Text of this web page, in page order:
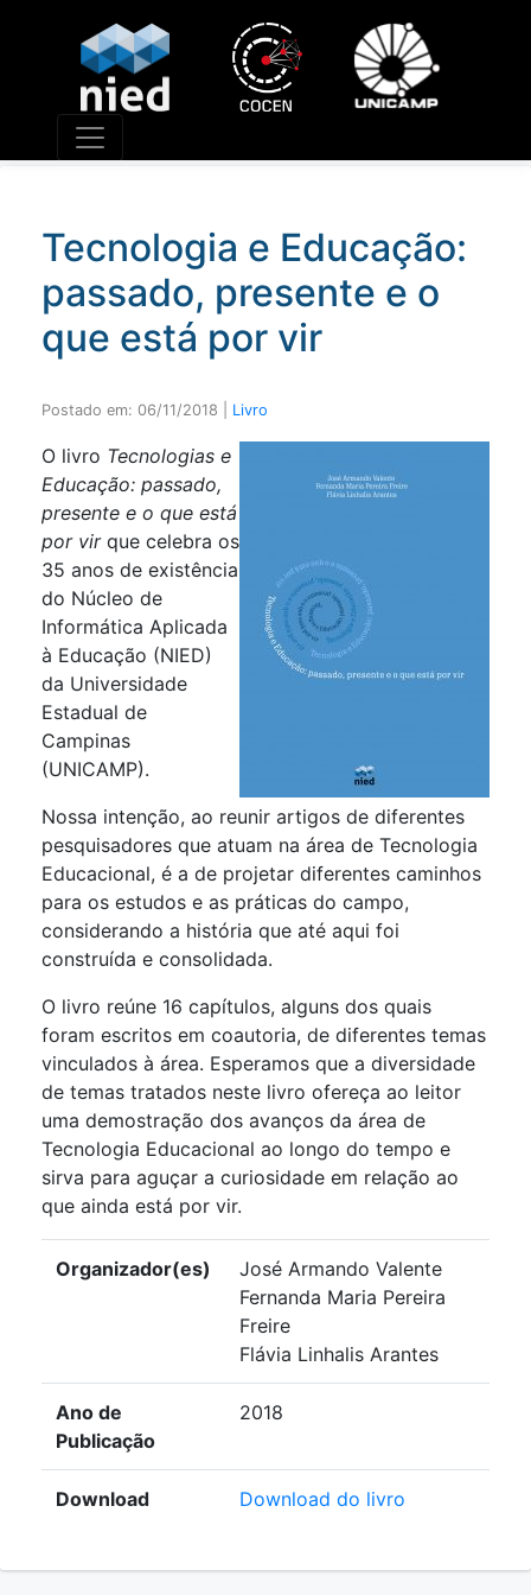
Núcleo de Informática Aplicada à Educação
A missão do NIED é "construir e difundir
conhecimento sobre as relações entre a educação,
a sociedade e a tecnologia por meio de pesquisas e
desenvolvimento de tecnologias e metodologias de
Tecnologia e Educação:
passado, presente e o
que está por vir
Postado em: 06/11/2018 Livro
O livro Tecnologias e
Educação: passado,
presente e o que está
por virque celebra os
35 anos de existência
do Núcleo de
Informática Aplicada
à Educação (NIED)
da Universidade
Estadual de
Campinas
(UNICAMP).
Nossa intenção, ao reunir artigos de diferentes
pesquisadores que atuam na área de Tecnologia
Educacional, é a de projetar diferentes caminhos
para os estudos e as práticas do campo,
considerando a história que até aqui foi
construída e consolidada.
O livro reúne 16 capítulos, alguns dos quais
foram escritos em coautoria, de diferentes temas
vinculados à área. Esperamos que a diversidade
de temas tratados neste livro ofereça ao leitor
uma demostração dos avanços da área de
Tecnologia Educacional ao longo do tempo e
sirva para aguçar a curiosidade em relação ao
que ainda está por vir.
Organizador(es)
José Armando Valente
Fernanda Maria Pereira
Freire
Flávia Linhalis Arantes
Ano de
Publicação
2018
Download Download do livro